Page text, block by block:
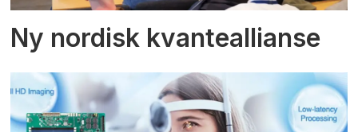
Ny nordisk kvanteallianse